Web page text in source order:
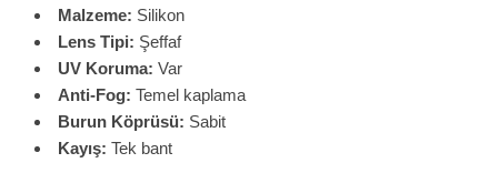
Malzeme: Silikon
Lens Tipi: Şeffaf
UV Koruma: Var
Anti-Fog: Temel kaplama
Burun Köprüsü: Sabit
Kayış: Tek bant